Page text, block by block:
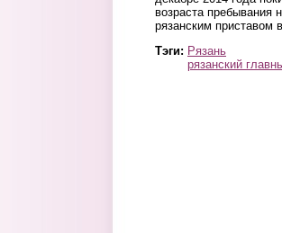
возраста пребывания
рязанским приставом
Тэги: Рязань
рязанский